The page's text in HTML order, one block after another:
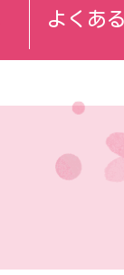
よくあ